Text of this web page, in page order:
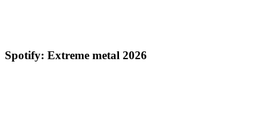
Spotify: Extreme metal 2026